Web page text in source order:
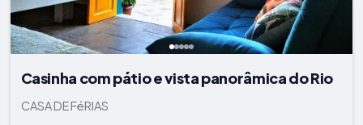
Casinha com pátio e vista panorâmica do Rio
CASA DE FéRIAS